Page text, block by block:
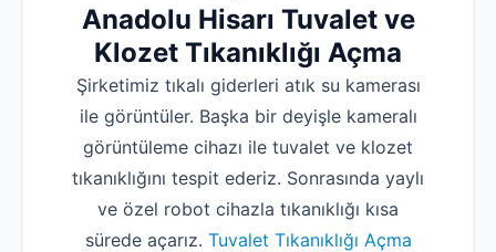
Anadolu Hisarı Tuvalet ve
Klozet Tıkanıklığı Açma
Şirketimiz tıkalı giderleri atık su kamerası
ile görüntüler. Başka bir deyişle kameralı
görüntüleme cihazı ile tuvalet ve klozet
tıkanıklığını tespit ederiz. Sonrasında yaylı
ve özel robot cihazla tıkanıklığı kısa
sürede açarız. Tuvalet Tıkanıklığı Açma